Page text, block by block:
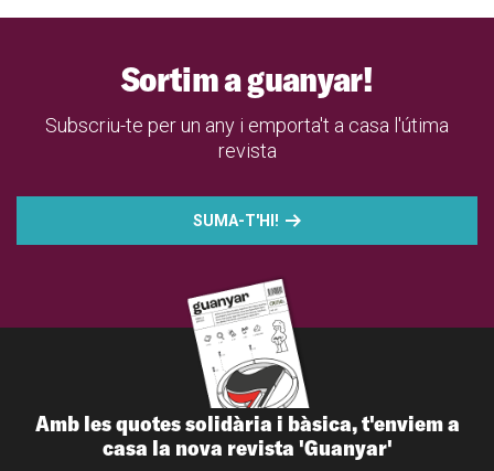
Sortim a guanyar!
Subscriu-te per un any i emporta't a casa l'útima
revista
SUMA-T'HI!
Amb les quotes solidària i bàsica, t'enviem a
casa la nova revista 'Guanyar'